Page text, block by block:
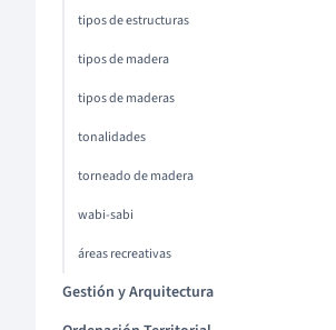
tipos de estructuras
tipos de madera
tipos de maderas
tonalidades
torneado de madera
wabi-sabi
áreas recreativas
Gestión y Arquitectura